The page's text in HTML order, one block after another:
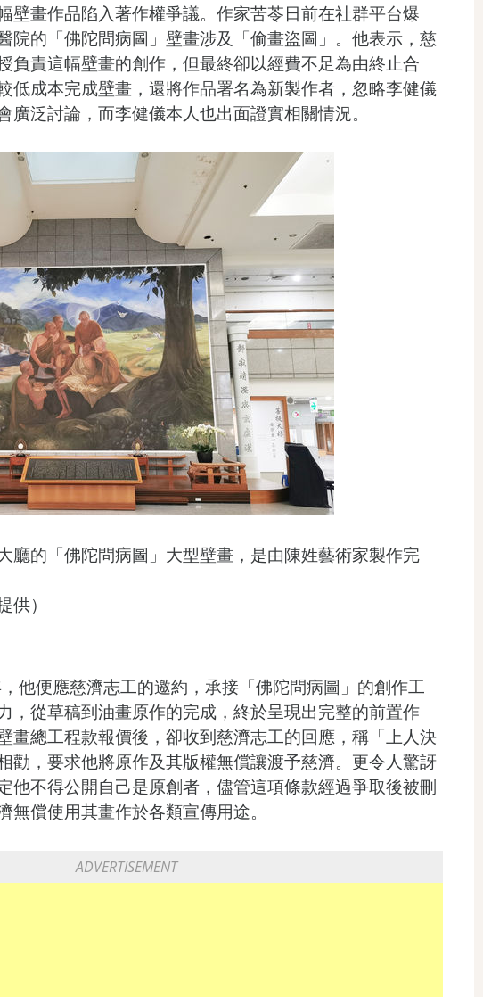
壁畫作品陷入著作權爭議。作家苦苓日前在社群平台爆
院的「佛陀問病圖」壁畫涉及「偷畫盜圖」。他表示，慈
負責這幅壁畫的創作，但最終卻以經費不足為由終止合
低成本完成壁畫，還將作品署名為新製作者，忽略李健儀
廣泛討論，而李健儀本人也出面證實相關情況。
廳的「佛陀問病圖」大型壁畫，是由陳姓藝術家製作完
供）
他便應慈濟志工的邀約，承接「佛陀問病圖」的創作工
，從草稿到油畫原作的完成，終於呈現出完整的前置作
畫總工程款報價後，卻收到慈濟志工的回應，稱「上人決
勸，要求他將原作及其版權無償讓渡予慈濟。更令人驚訝
他不得公開自己是原創者，儘管這項條款經過爭取後被刪
償使用其畫作於各類宣傳用途。